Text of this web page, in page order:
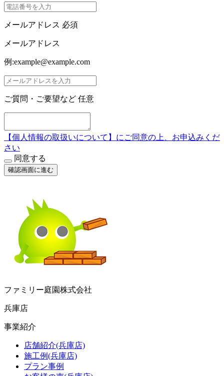
メールアドレス 必須
メールアドレス
例:example@example.com
ご質問・ご要望など 任意
【個人情報の取扱いについて】にご同意の上、お申込みくだ
さい
同意する
確認画面に進む
ファミリー庭園株式会社
兵庫店
事業紹介
店舗紹介(兵庫店)
施工例(兵庫店)
プラン事例